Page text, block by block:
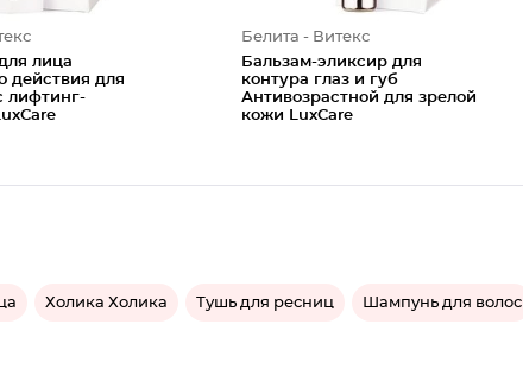
лица
действия для
лифтинг-
Белита - Витекс
Бальзам-эликсир для
контура глаз и губ
Антивозрастной для зрелой
кожи LuxCare
Холика Холика Тушь для ресниц Шампунь для волос